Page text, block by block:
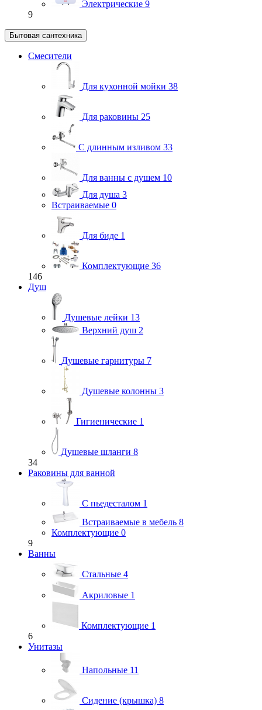
Электрические 9
9
Бытовая сантехника
Смесители
Для кухонной мойки 38
Для раковины 25
С длинным изливом 33
Для ванны с душем 10
Для душа 3
Встраиваемые 0
Для биде 1
Комплектующие 36
146
Душ
Душевые лейки 13
Верхний душ 2
Душевые гарнитуры 7
Душевые колонны 3
Гигиенические 1
Душевые шланги 8
34
Раковины для ванной
С пьедесталом 1
Встраиваемые в мебель 8
Комплектующие 0
9
Ванны
Стальные 4
Акриловые 1
Комплектующие 1
6
Унитазы
Напольные 11
Сидение (крышка) 8